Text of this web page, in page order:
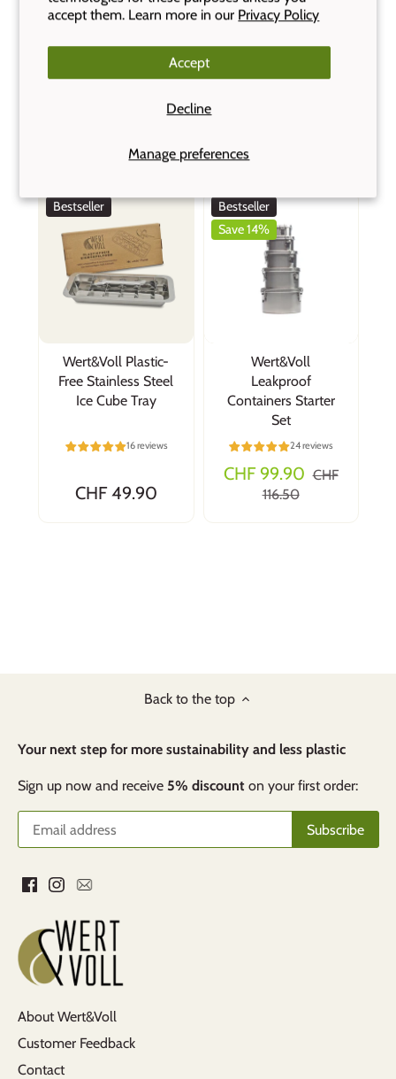
accept them. Learn more in our Privacy Policy
Manage preferences
Accept
Decline
800ml with
CHF 44.90
Lunchbox 600ml
CHF 42.90
Bestseller
Wert&Voll Plastic-
Free Stainless Steel
Ice Cube Tray
16 reviews
CHF 49.90
Bestseller
Save 14%
Wert&Voll
Leakproof
Containers Starter
Set
24 reviews
CHF 99.90 CHF
116.50
Back to the top
Your next step for more sustainability and less plastic
Sign up now and receive 5% discount on your first order:
About Wert&Voll
Customer Feedback
Contact